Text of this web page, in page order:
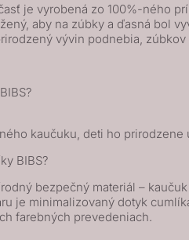
je vyrobená zo 100%-ného
aby na zúbky a ďasná bol
vývin podnebia,
kaučuku, deti ho
BIBS?
bezpečný materiál –
je minimalizovaný dotyk
farebných prevedeniach.